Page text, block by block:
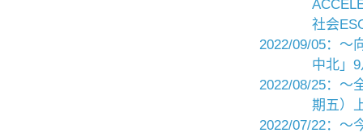
社会
2022/09/05：～
中北」
2022/08/25：～
期五）
2022/07/22：～